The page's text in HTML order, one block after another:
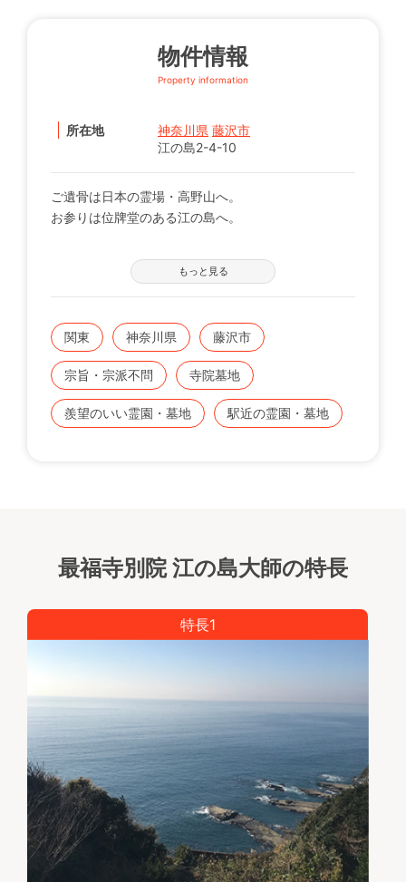
物件情報
Property information
所在地 神奈川県 藤沢市
江の島2-4-10
ご遺骨は日本の霊場・高野山へ。
お参りは位牌堂のある江の島へ。
全島が史跡に指定されている江の島は、昔からの霊跡
地です。真言宗の開祖・空海が岩屋に参篭して護摩を
修したと伝えられており、その灰で作った大師の手型
や仏像が残されています。そのうちの一枚が今も江ノ
島神社に宝物として展示されています。
江の島大師ではお預かりしたご遺骨を僧侶が高野山真
言宗総本山金剛峯寺・奥之院までお運びします。霊
山・高野山は、宗旨宗派を超えた日本全国の霊場とし
て昔から知られています。
もっと見る
関東 神奈川県 藤沢市
宗旨・宗派不問 寺院墓地
羨望のいい霊園・墓地 駅近の霊園・墓地
最福寺別院 江の島大師の特長
特長1